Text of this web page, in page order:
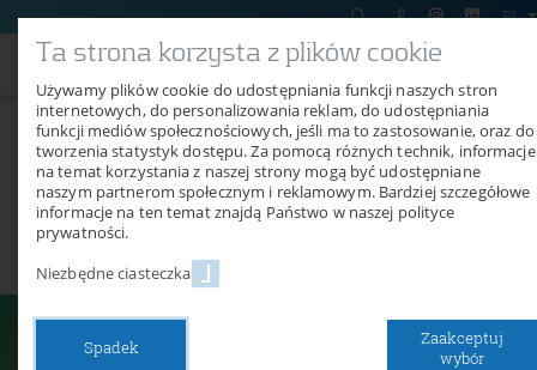
PL
Suszarnia kontenerowa Air
Classic
Pełnowartościowe, przystępne cenowo suszarnie
Ta strona korzysta z plików cookie
Używamy plików cookie do udostępniania funkcji naszych stron
internetowych, do personalizowania reklam, do udostępniania
funkcji mediów społecznościowych, jeśli ma to zastosowanie, oraz do
tworzenia statystyk dostępu. Za pomocą różnych technik, informacje
na temat korzystania z naszej strony mogą być udostępniane
naszym partnerom społecznym i reklamowym. Bardziej szczegółowe
informacje na ten temat znajdą Państwo w naszej polityce
prywatności.
Niezbędne ciasteczka
Spadek
Zaakceptuj
wybór